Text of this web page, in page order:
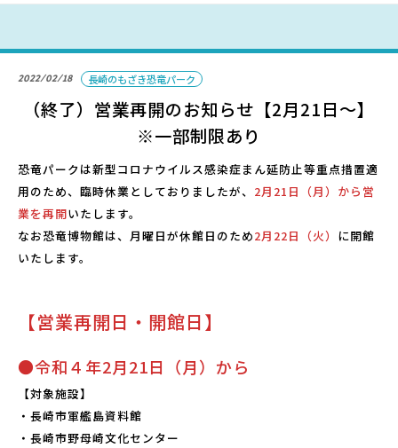
パークのご紹介
こども広場
軍艦島資料館
野母崎文化センター
恐竜パーク体育館
よくある質問
周辺スポット
2022/02/18 長崎のもざき恐竜パーク
（終了）営業再開のお知らせ【2月21日〜】
※一部制限あり
恐竜パークは新型コロナウイルス感染症まん延防止等重点措置適
用のため、臨時休業としておりましたが、 2月21日（月）から営
業を再開いたします。
なお恐竜博物館は、月曜日が休館日のため2月22日（火） に開館
いたします。
【営業再開日・開館日】
●令和４年2月21日（月）から
【対象施設】
・長崎市軍艦島資料館
・長崎市野母崎文化センター